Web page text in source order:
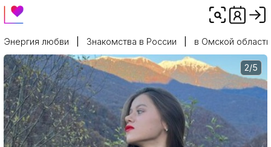
Энергия любви Знакомства в России в Омской области
2/5